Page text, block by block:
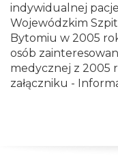
indywidualnej
Wojewódzkim
Bytomiu w 2005
osób
medycznej z 2005
załączniku -